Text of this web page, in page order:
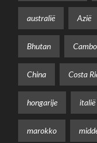
australië Azië
Bhutan
China Costa
hongarije italië
marokko